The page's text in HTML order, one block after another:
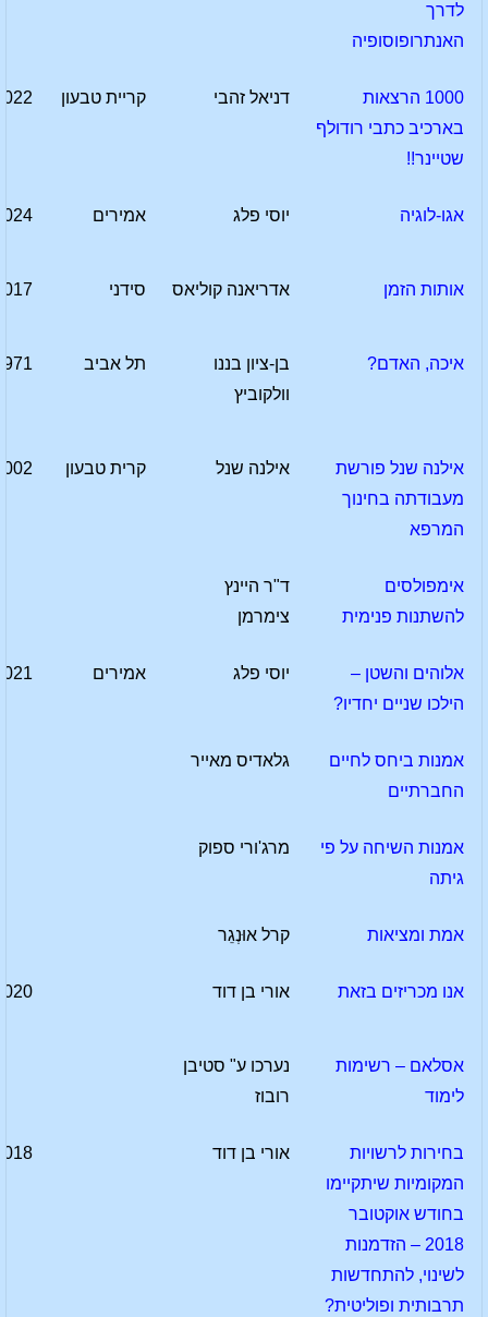
לדרך
האנתרופוסופיה
1000 הרצאות
בארכיב כתבי רודולף
שטיינר!!
דניאל זהבי קריית טבעון
אגו-לוגיה יוסי פלג אמירים
אותות הזמן אדריאנה קוליאס סידני
איכה, האדם?
בן-ציון בננו
וולקוביץ
תל אביב
אילנה שנל פורשת
מעבודתה בחינוך
המרפא
אילנה שנל קרית טבעון
אימפולסים
להשתנות פנימית
ד"ר היינץ
צימרמן
אלוהים והשטן –
הילכו שניים יחדיו?
יוסי פלג אמירים
אמנות ביחס לחיים
החברתיים
גלאדיס מאייר
אמנות השיחה על פי
גיתה
מרג'ורי ספוק
אמת ומציאות קרל אוּנְגֵר
אנו מכריזים בזאת אורי בן דוד
אסלאם – רשימות
לימוד
נערכו ע" סטיבן
רובוז
בחירות לרשויות
המקומיות שיתקיימו
בחודש אוקטובר
2018 – הזדמנות
לשינוי, להתחדשות
תרבותית ופוליטית?
אורי בן דוד